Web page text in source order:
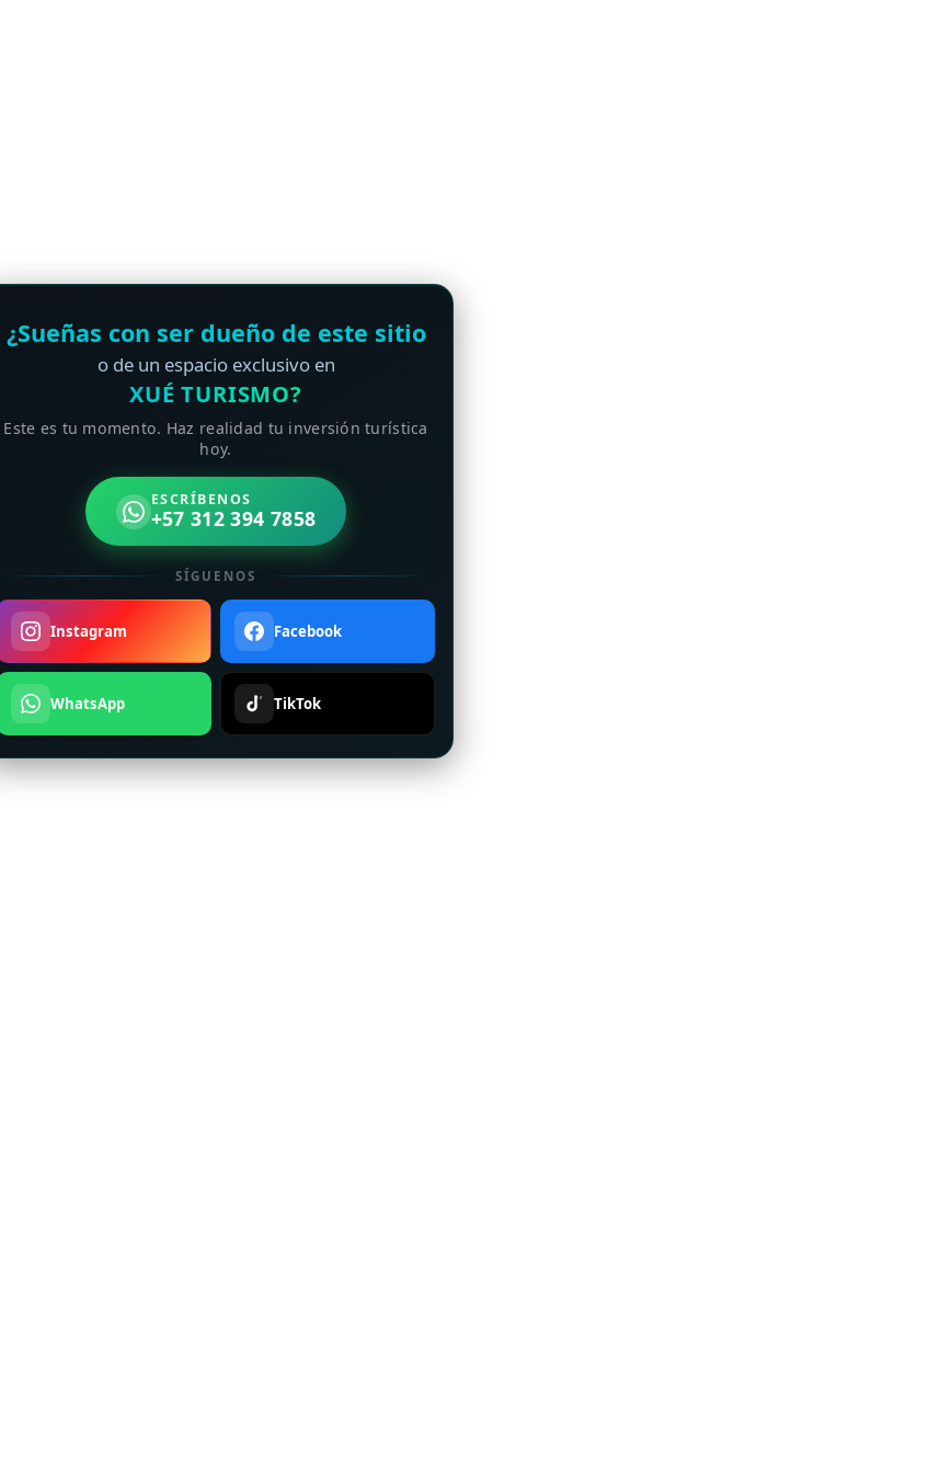
¿Sueñas con ser dueño de este sitio
o de un espacio exclusivo en
XUÉ TURISMO?
Este es tu momento. Haz realidad tu inversión turística
hoy.
ESCRÍBENOS
+57 312 394 7858
SÍGUENOS
Instagram Facebook
WhatsApp TikTok